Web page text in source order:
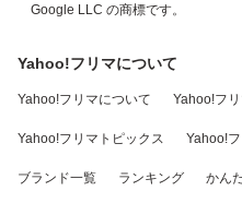
Google LLC の商標です。
Yahoo!フリマについて
Yahoo!フリマについて Yahoo!フ
Yahoo!フリマトピックス Yahoo!
ブランド一覧 ランキング かん